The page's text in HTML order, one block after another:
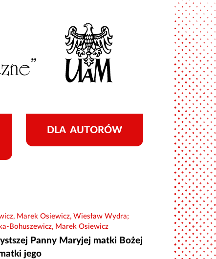
DLA AUTORÓW
Marek Osiewicz, Wiesław Wydra;
Bohuszewicz, Marek Osiewicz
Panny Maryjej matki Bożej
jego